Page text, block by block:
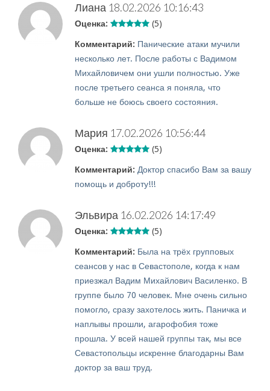
Лиана 18.02.2026 10:16:43
Оценка: (5)
Комментарий: Панические атаки мучили
несколько лет. После работы с Вадимом
Михайловичем они ушли полностью. Уже
после третьего сеанса я поняла, что
больше не боюсь своего состояния.
Мария 17.02.2026 10:56:44
Оценка: (5)
Комментарий: Доктор спасибо Вам за вашу
помощь и доброту!!!
Эльвира 16.02.2026 14:17:49
Оценка: (5)
Комментарий: Была на трёх групповых
сеансов у нас в Севастополе, когда к нам
приезжал Вадим Михайлович Василенко. В
группе было 70 человек. Мне очень сильно
помогло, сразу захотелось жить. Паничка и
наплывы прошли, агарофобия тоже
прошла. У всей нашей группы так, мы все
Севастопольцы искренне благодарны Вам
доктор за ваш труд.